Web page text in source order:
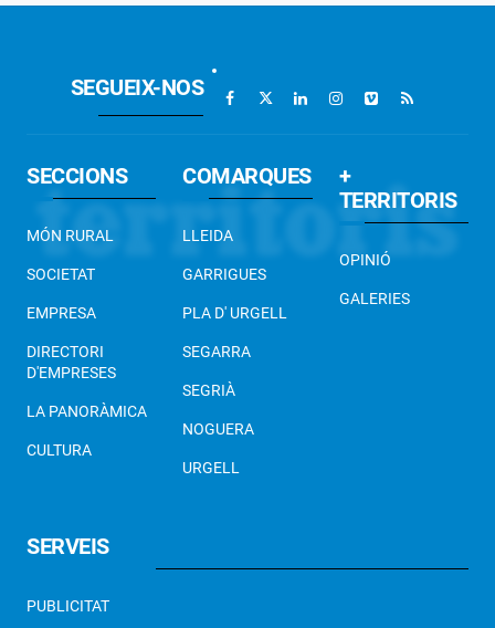
SEGUEIX-NOS
SECCIONS
MÓN RURAL
SOCIETAT
EMPRESA
DIRECTORI
D'EMPRESES
LA PANORÀMICA
CULTURA
COMARQUES
LLEIDA
GARRIGUES
PLA D' URGELL
SEGARRA
SEGRIÀ
NOGUERA
URGELL
+
TERRITORIS
OPINIÓ
GALERIES
SERVEIS
PUBLICITAT